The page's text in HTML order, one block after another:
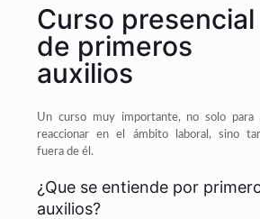
Curso presencial
de primeros
auxilios
Un curso muy importante, no solo para
reaccionar en el ámbito laboral, sino
fuera de él.
¿Que se entiende por
auxilios?